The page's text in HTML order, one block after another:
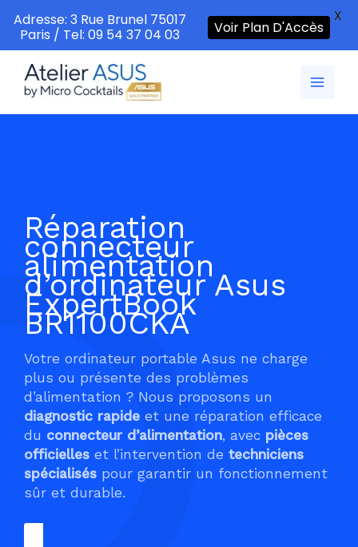
contenu
Réparation
connecteur
alimentation
d’ordinateur Asus
ExpertBook
BR1100CKA
Votre ordinateur portable Asus ne charge
plus ou présente des problèmes
d’alimentation ? Nous proposons un
diagnostic rapide et une réparation efficace
du connecteur d’alimentation, avec pièces
officielles et l’intervention de techniciens
spécialisés pour garantir un fonctionnement
sûr et durable.
Adresse: 3 Rue Brunel 75017
Paris / Tel: 09 54 37 04 03
Voir Plan D'Accès
X